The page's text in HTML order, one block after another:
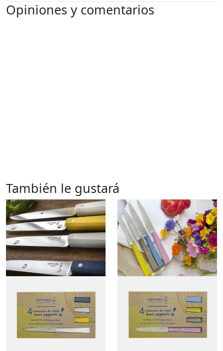
Opiniones y comentarios
También le gustará